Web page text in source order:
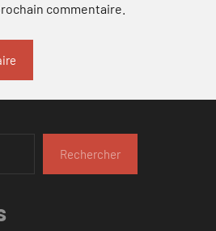
commentaire.
Rechercher